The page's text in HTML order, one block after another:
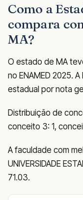
Como a
compara
MA?
O estado de MA
no ENAMED 2025.
estadual por nota
Distribuição de
conceito 3: 1,
A faculdade com
UNIVERSIDADE
71.03.